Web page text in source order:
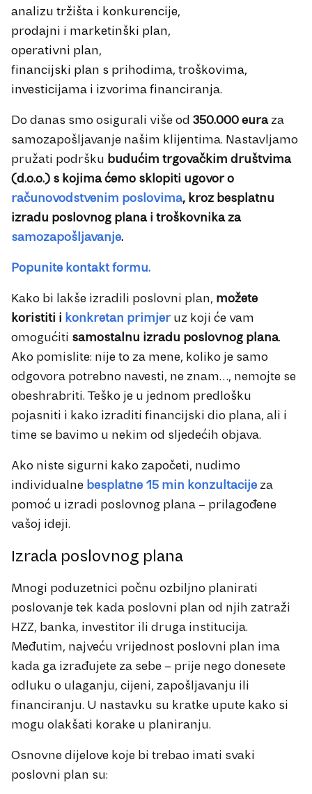
analizu tržišta i konkurencije,
prodajni i marketinški plan,
operativni plan,
financijski plan s prihodima, troškovima,
investicijama i izvorima financiranja.
Do danas smo osigurali više od 350.000 euraza
samozapošljavanje našim klijentima. Nastavljamo
pružati podršku budućim trgovačkim društvima
(d.o.o.) s kojima ćemo sklopiti ugovor o
računovodstvenim poslovima, kroz besplatnu
izradu poslovnog plana i troškovnika za
samozapošljavanje.
Popunite kontakt formu.
Kako bi lakše izradili poslovni plan, možete
koristiti i konkretan primjer uz koji će vam
omogućiti samostalnu izradu poslovnog plana.
Ako pomislite: nije to za mene, koliko je samo
odgovora potrebno navesti, ne znam…, nemojte se
obeshrabriti. Teško je u jednom predlošku
pojasniti i kako izraditi financijski dio plana, ali i
time se bavimo u nekim od sljedećih objava.
Ako niste sigurni kako započeti, nudimo
individualne besplatne 15 min konzultacije za
pomoć u izradi poslovnog plana – prilagođene
vašoj ideji.
Izrada poslovnog plana
Mnogi poduzetnici počnu ozbiljno planirati
poslovanje tek kada poslovni plan od njih zatraži
HZZ, banka, investitor ili druga institucija.
Međutim, najveću vrijednost poslovni plan ima
kada ga izrađujete za sebe – prije nego donesete
odluku o ulaganju, cijeni, zapošljavanju ili
financiranju. U nastavku su kratke upute kako si
mogu olakšati korake u planiranju.
Osnovne dijelove koje bi trebao imati svaki
poslovni plan su: